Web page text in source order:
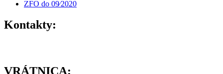
ZFO do 09⁄2020
Kontakty:
VRÁTNICA: